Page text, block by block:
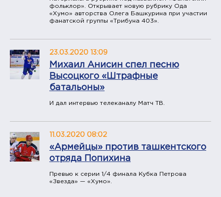
фольклор». Открывает новую рубрику Ода
«Хумо» авторства Олега Башкурина при участии
фанатской группы «Трибуна 403».
23.03.2020 13:09
Михаил Анисин спел песню
Высоцкого «Штрафные
батальоны»​
И дал интервью телеканалу Матч ТВ.
11.03.2020 08:02
«Армейцы» против ташкентского
отряда Попихина
Превью к серии 1/4 финала Кубка Петрова
«Звезда» — «Хумо».